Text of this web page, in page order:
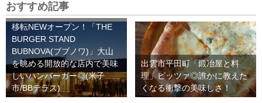
おすすめ記事
移転NEWオープン！「THE
BURGER STAND
BUBNOVA(ブブノワ)」大山
を眺める開放的な店内で美味
しいハンバーガー◎(米子
市/BBテラス)
出雲市平田町「鍛冶屋と料
理」ピッツァ◎誰かに教えた
くなる衝撃の美味しさ！